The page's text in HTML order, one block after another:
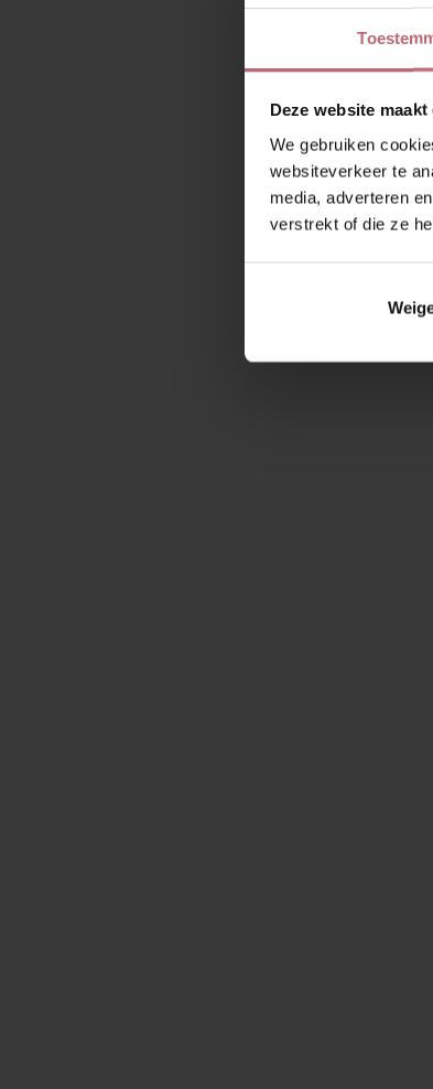
Deze website
We gebruiken
websiteverkeer te
media, adverteren
verstrekt of die ze